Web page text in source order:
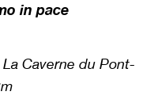
in pace
Caverne du Pont-